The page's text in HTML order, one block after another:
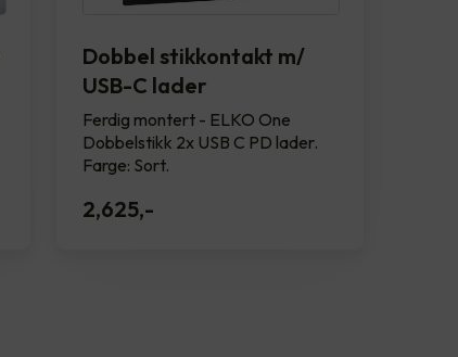
Dobbel stikkontakt m/
USB-C lader
Ferdig montert - ELKO One
Dobbelstikk 2x USB C PD lader.
Farge: Sort.
2,625,-